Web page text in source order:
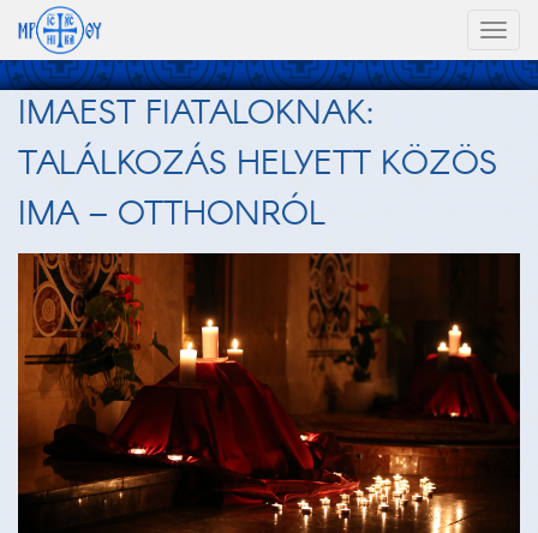
IMAEST FIATALOKNAK:
TALÁLKOZÁS HELYETT KÖZÖS
IMA – OTTHONRÓL